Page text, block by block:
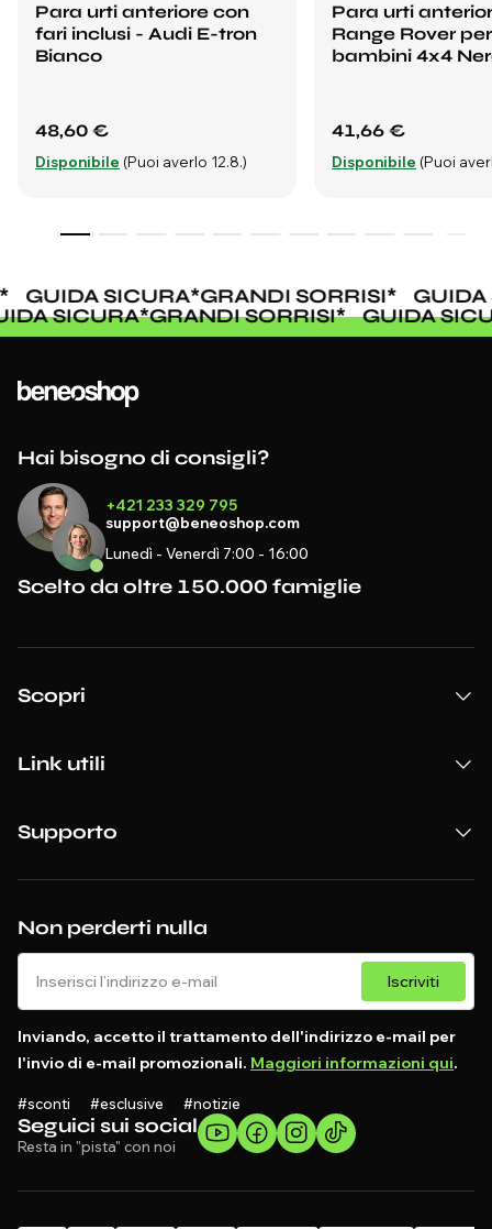
Para urti anteriore con
fari inclusi - Audi E-tron
Bianco
48,60 €
Disponibile (Puoi averlo 12.8.)
Para urti
Range Rover per
bambini 4x4
41,66 €
Disponibile (Puoi
GUIDA SICURA*GRANDI SORRISI*
GUIDA
SICURA*GRANDI SORRISI* GUIDA
Seguici sui social
Resta in "pista" con noi
Non perderti nulla
Iscriviti
Inviando, accetto il trattamento dell'indirizzo e-mail per
l'invio di e-mail promozionali. Maggiori informazioni qui.
#sconti #esclusive #notizie
Hai bisogno di consigli?
+421 233 329 795
support@beneoshop.com
Lunedì - Venerdì 7:00 - 16:00
Scelto da oltre 150.000 famiglie
Scopri
Link utili
Supporto